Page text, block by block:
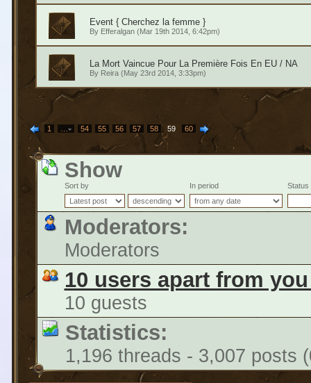
Event { Cherchez la femme }
By Efferalgan(Mar 19th 2014, 6:42pm)
La Mort Vaincue Pour La Première Fois En EU / NA
By Reira(May 23rd 2014, 3:33pm)
1 54 55 56 57 58 59 60
Show
Sort by In period Status
Moderators:
Moderators
10 users apart from
10 guests
Statistics:
1,196 threads - 3,007 posts